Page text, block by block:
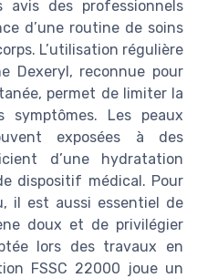
des professionnels
d’une routine de soins
L’utilisation régulière
Dexeryl, reconnue pour
permet de limiter la
symptômes. Les peaux
exposées à des
d’une hydratation
dispositif médical. Pour
il est aussi essentiel de
doux et de privilégier
lors des travaux en
FSSC 22000 joue un